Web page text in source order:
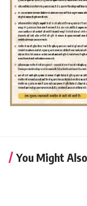
You Might